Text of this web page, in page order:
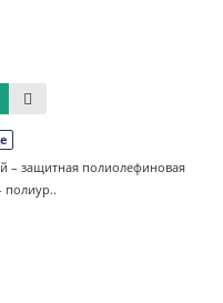
– защитная полиолефиновая
полиур..